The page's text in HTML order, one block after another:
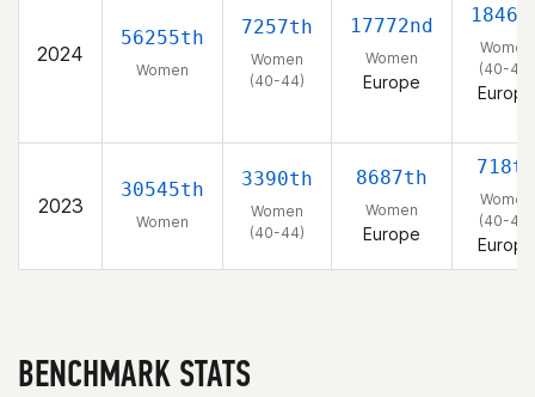
2024
56255th
Women
7257th
Women
(40-44)
17772nd
Women
Europe
Women
(40-44)
Europe
2023
30545th
Women
3390th
Women
(40-44)
8687th
Women
Europe
718th
Women
(40-44)
Europe
BENCHMARK STATS